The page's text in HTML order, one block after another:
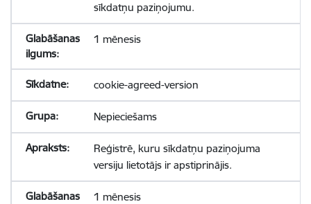
sīkdatņu paziņojumu.
1 mēnesis
cookie-agreed-version
Nepieciešams
Reģistrē, kuru sīkdatņu paziņojuma
versiju lietotājs ir apstiprinājis.
1 mēnesis